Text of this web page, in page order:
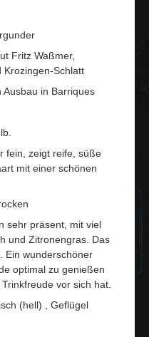
Fritz Waßmer,
Krozingen-Schlatt
Ausbau in Barriques
fein, zeigt reife, süße
mit einer schönen
sehr präsent, mit viel
und Zitronengras. Das
Ein wunderschöner
optimal zu genießen
vor sich hat.
(hell) , Geflügel